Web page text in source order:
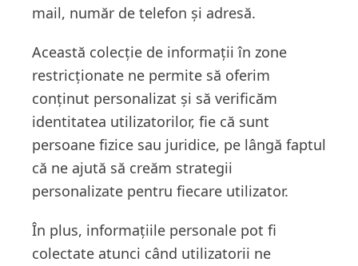
mail, număr de telefon și adresă.
Această colecție de informații în zone
restricționate ne permite să oferim
conținut personalizat și să verificăm
identitatea utilizatorilor, fie că sunt
persoane fizice sau juridice, pe lângă faptul
că ne ajută să creăm strategii
personalizate pentru fiecare utilizator.
În plus, informațiile personale pot fi
colectate atunci când utilizatorii ne